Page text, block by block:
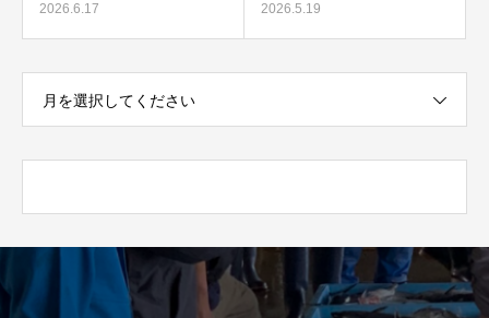
2026.6.17 2026.5.19
月を選択してください